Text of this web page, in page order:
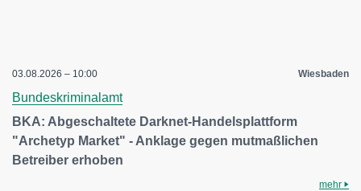
03.08.2026 – 10:00 Wiesbaden
Bundeskriminalamt
BKA: Abgeschaltete Darknet-Handelsplattform
"Archetyp Market" - Anklage gegen mutmaßlichen
Betreiber erhoben
mehr